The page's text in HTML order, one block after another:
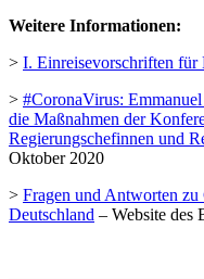
Weitere Informationen:
> I. Einreisevorschriften für
> #CoronaVirus:
die Maßnahmen der
Regierungschefinnen und
Oktober 2020
> Fragen und Antworten zu
Deutschland – Website des